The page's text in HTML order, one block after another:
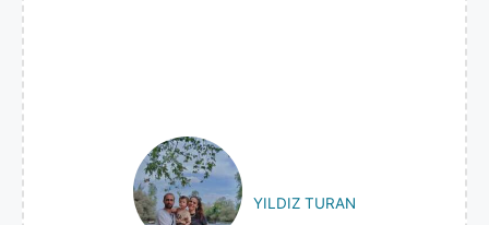
YILDIZ TURAN